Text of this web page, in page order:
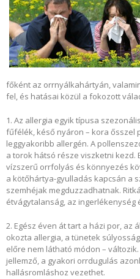
főként az orrnyálkahártyán,
fel, és hatásai közül a fokozott
1. Az allergia egyik típusa
fűfélék, késő nyáron – kora ősszel
leggyakoribb allergén. A
a torok hátsó része viszketni kezd.
vízszerű orrfolyás és könnyezés
a kötőhártya-gyulladás kapcsán a
szemhéjak megduzzadhatnak.
étvágytalanság, az ingerlékenység
2. Egész éven át tart a házi por, az
okozta allergia, a tünetek
előre nem látható módon –
jellemző, a gyakori orrdugulás
hallásromláshoz vezethet.